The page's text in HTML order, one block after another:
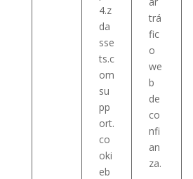
4.z
da
sse
ts.c
om
su
pp
ort.
co
oki
eb
trá
fic
o
we
b
de
co
nfi
an
za.